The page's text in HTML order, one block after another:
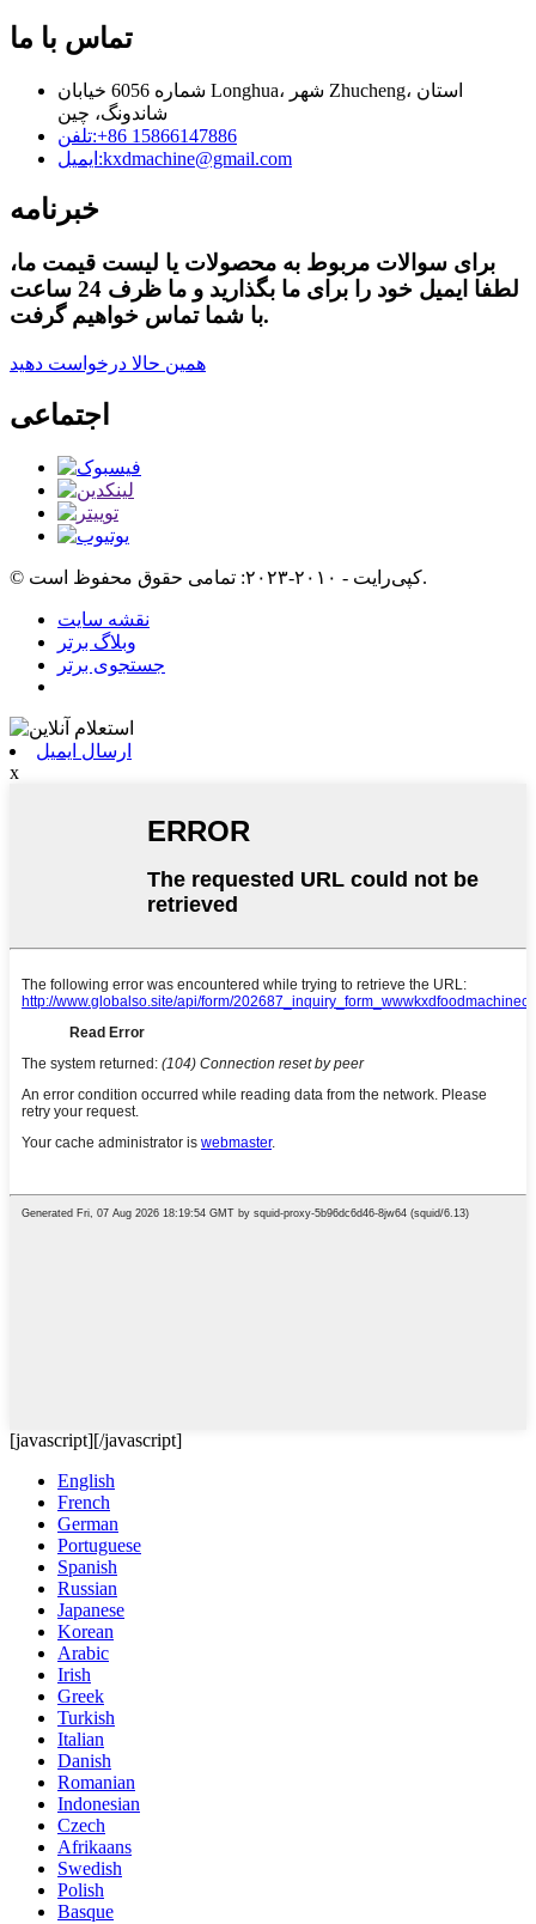
تماس با ما
شماره 6056 خیابان Longhua، شهر Zhucheng، استان
شاندونگ، چین
تلفن:‎+86 15866147886‎
ایمیل:kxdmachine@gmail.com
خبرنامه
برای سوالات مربوط به محصولات یا لیست قیمت ما،
لطفا ایمیل خود را برای ما بگذارید و ما ظرف 24 ساعت
با شما تماس خواهیم گرفت.
همین حالا درخواست دهید
اجتماعی
© کپی‌رایت - ۲۰۱۰-۲۰۲۳: تمامی حقوق محفوظ است.
نقشه سایت
وبلاگ برتر
جستجوی برتر
ارسال ایمیل
x
[javascript][/javascript]
English
French
German
Portuguese
Spanish
Russian
Japanese
Korean
Arabic
Irish
Greek
Turkish
Italian
Danish
Romanian
Indonesian
Czech
Afrikaans
Swedish
Polish
Basque